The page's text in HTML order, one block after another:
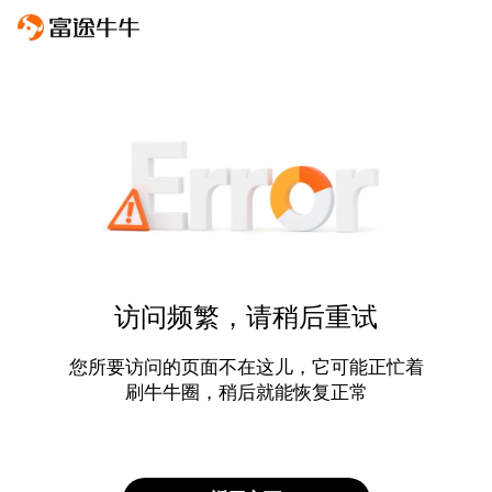
访问频繁，请稍后重试
您所要访问的页面不在这儿，它可能正忙着
刷牛牛圈，稍后就能恢复正常